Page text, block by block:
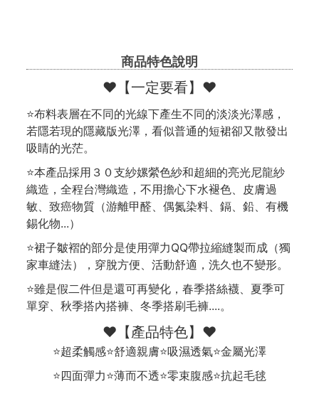
商品特色說明
❤️【一定要看】❤️
⭐布料表層在不同的光線下產生不同的淡淡光澤感，
若隱若現的隱藏版光澤，看似普通的短裙卻又散發出
吸睛的光茫。
⭐本產品採用３０支紗嫘縈色紗和超細的亮光尼龍紗
織造，全程台灣織造，不用擔心下水褪色、皮膚過
敏、致癌物質（游離甲醛、偶氮染料、鎘、鉛、有機
錫化物...）
⭐裙子皺褶的部分是使用彈力QQ帶拉縮縫製而成（獨
家車縫法），穿脫方便、活動舒適，洗久也不變形。
⭐雖是假二件但是還可再變化，春季搭絲襪、夏季可
單穿、秋季搭內搭褲、冬季搭刷毛褲....。
❤️【產品特色】❤️
⭐超柔觸感⭐舒適親膚⭐吸濕透氣⭐金屬光澤
⭐四面彈力⭐薄而不透⭐零束腹感⭐抗起毛毬